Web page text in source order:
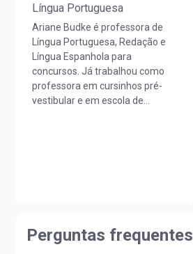
Língua Portuguesa
Ariane Budke é professora de
Língua Portuguesa, Redação e
Língua Espanhola para
concursos. Já trabalhou como
professora em cursinhos pré-
vestibular e em escola de
Superior pela FAG e mestra em
Letras pela UNIOESTE. Obteve
Perguntas frequentes